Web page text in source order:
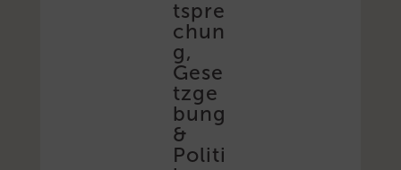
tspre
chun
g,
Gese
tzge
bung
&
Politi